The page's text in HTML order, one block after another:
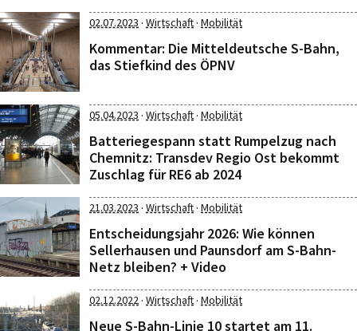
02.07.2023 · Wirtschaft· Mobilität
Kommentar: Die Mitteldeutsche S-Bahn,
das Stiefkind des ÖPNV
05.04.2023 · Wirtschaft· Mobilität
Batteriegespann statt Rumpelzug nach
Chemnitz: Transdev Regio Ost bekommt
Zuschlag für RE6 ab 2024
21.03.2023 · Wirtschaft· Mobilität
Entscheidungsjahr 2026: Wie können
Sellerhausen und Paunsdorf am S-Bahn-
Netz bleiben? + Video
02.12.2022· Wirtschaft· Mobilität
Neue S-Bahn-Linie 10 startet am 11.